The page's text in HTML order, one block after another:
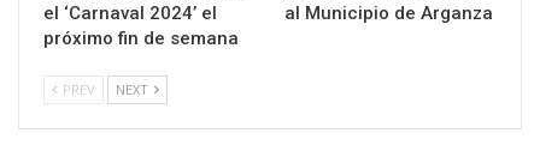
el ‘Carnaval 2024’ el
próximo fin de semana
al Municipio de Arganza
PREV NEXT